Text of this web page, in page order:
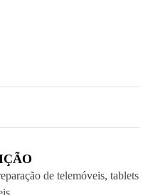
de telemóveis, tablets